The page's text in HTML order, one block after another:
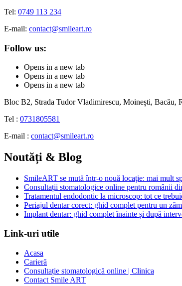
Tel: 0749 113 234
E-mail: contact@smileart.ro
Follow us:
Opens in a new tab
Opens in a new tab
Opens in a new tab
Bloc B2, Strada Tudor Vladimirescu, Moinești, Bacău,
Tel : 0731805581
E-mail : contact@smileart.ro
Noutăți & Blog
SmileART se mută într-o nouă locație: mai mult
Consultații stomatologice online pentru românii
Tratamentul endodontic la microscop: tot ce
Periajul dentar corect: ghid complet pentru un
Implant dentar: ghid complet înainte și după
Link-uri utile
Acasa
Carieră
Consultație stomatologică online | Clinica
Contact Smile ART